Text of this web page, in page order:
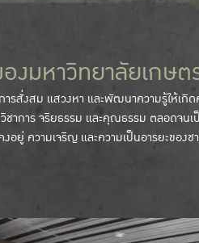
งมหาวิทยาลัยเกษ
รสั่งสม แสวงหา และพัฒนาความรู้ให้เ
ชาการ จริยธรรม และคุณธรรม ตลอดจ
อยู่ ความเจริญ และความเป็นอารยะของ